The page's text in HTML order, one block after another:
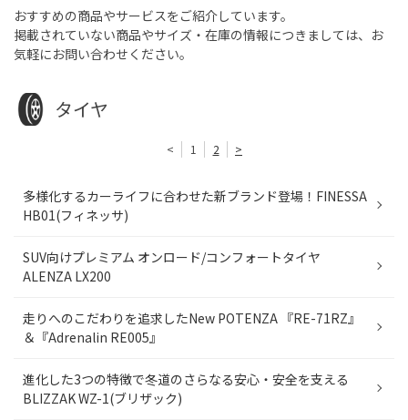
おすすめの商品やサービスをご紹介しています。
掲載されていない商品やサイズ・在庫の情報につきましては、お
気軽にお問い合わせください。
タイヤ
< 1 2 >
多様化するカーライフに合わせた新ブランド登場！FINESSA
HB01(フィネッサ)
SUV向けプレミアム オンロード/コンフォートタイヤ
ALENZA LX200
走りへのこだわりを追求したNew POTENZA 『RE-71RZ』
＆『Adrenalin RE005』
進化した3つの特徴で冬道のさらなる安心・安全を支える
BLIZZAK WZ-1(ブリザック)